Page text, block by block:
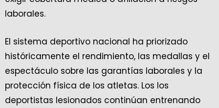
laborales.
El sistema deportivo nacional ha priorizado
históricamente el rendimiento, las medallas y el
espectáculo sobre las garantías laborales y la
protección física de los atletas. Los los
deportistas lesionados continúan entrenando